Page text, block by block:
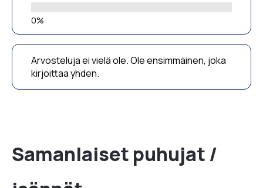
Arvosteluja ei vielä ole. Ole ensimmäinen, joka
kirjoittaa yhden.
Samanlaiset puhujat /